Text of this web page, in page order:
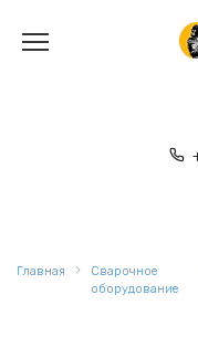
содержанию
Главная
Сварочное
оборудование